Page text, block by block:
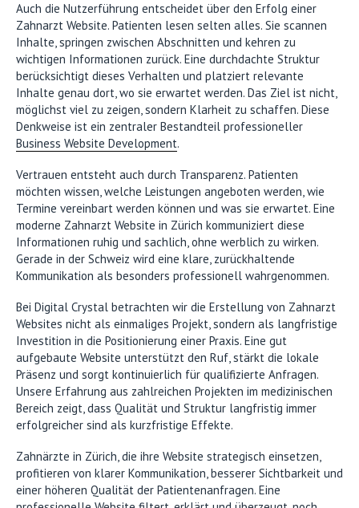
Auch die Nutzerführung entscheidet über den Erfolg einer
Zahnarzt Website. Patienten lesen selten alles. Sie scannen
Inhalte, springen zwischen Abschnitten und kehren zu
wichtigen Informationen zurück. Eine durchdachte Struktur
berücksichtigt dieses Verhalten und platziert relevante
Inhalte genau dort, wo sie erwartet werden. Das Ziel ist nicht,
möglichst viel zu zeigen, sondern Klarheit zu schaffen. Diese
Denkweise ist ein zentraler Bestandteil professioneller
Business Website Development.
Vertrauen entsteht auch durch Transparenz. Patienten
möchten wissen, welche Leistungen angeboten werden, wie
Termine vereinbart werden können und was sie erwartet. Eine
moderne Zahnarzt Website in Zürich kommuniziert diese
Informationen ruhig und sachlich, ohne werblich zu wirken.
Gerade in der Schweiz wird eine klare, zurückhaltende
Kommunikation als besonders professionell wahrgenommen.
Bei Digital Crystal betrachten wir die Erstellung von Zahnarzt
Websites nicht als einmaliges Projekt, sondern als langfristige
Investition in die Positionierung einer Praxis. Eine gut
aufgebaute Website unterstützt den Ruf, stärkt die lokale
Präsenz und sorgt kontinuierlich für qualifizierte Anfragen.
Unsere Erfahrung aus zahlreichen Projekten im medizinischen
Bereich zeigt, dass Qualität und Struktur langfristig immer
erfolgreicher sind als kurzfristige Effekte.
Zahnärzte in Zürich, die ihre Website strategisch einsetzen,
profitieren von klarer Kommunikation, besserer Sichtbarkeit und
einer höheren Qualität der Patientenanfragen. Eine